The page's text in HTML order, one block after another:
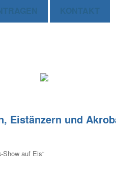
KONTAKT
Eistänzern und
Show auf Eis“